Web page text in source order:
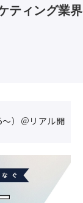
ティング業界
）＠リアル開